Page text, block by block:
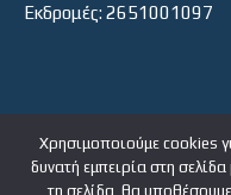
Εκδρομές: 2651001097
Χρησιμοποιούμε cookies
δυνατή εμπειρία στη
τη σελίδα, θα